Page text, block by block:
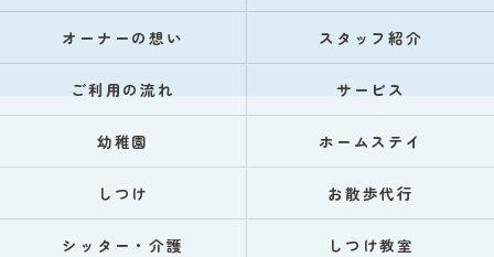
オーナーの想い スタッフ紹介
ご利用の流れ サービス
幼稚園 ホームステイ
しつけ お散歩代行
シッター・介護 しつけ教室